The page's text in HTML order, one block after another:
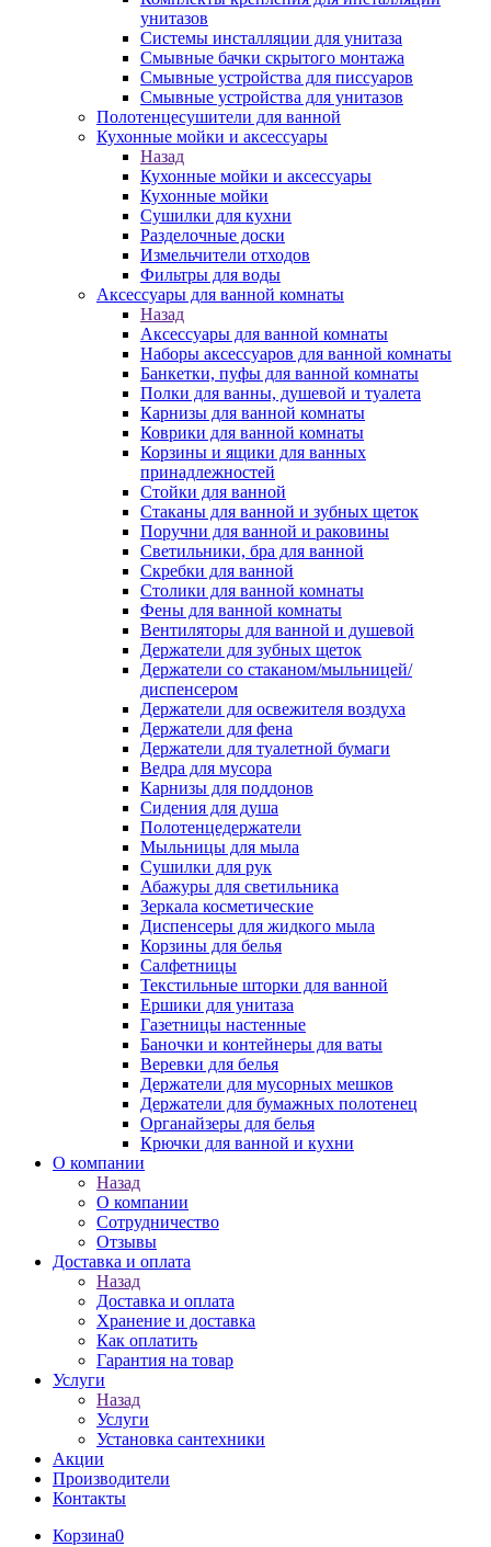
унитазов
Системы инсталляции для унитаза
Смывные бачки скрытого монтажа
Смывные устройства для писсуаров
Смывные устройства для унитазов
Полотенцесушители для ванной
Кухонные мойки и аксессуары
Назад
Кухонные мойки и аксессуары
Кухонные мойки
Сушилки для кухни
Разделочные доски
Измельчители отходов
Фильтры для воды
Аксессуары для ванной комнаты
Назад
Аксессуары для ванной комнаты
Наборы аксессуаров для ванной комнаты
Банкетки, пуфы для ванной комнаты
Полки для ванны, душевой и туалета
Карнизы для ванной комнаты
Коврики для ванной комнаты
Корзины и ящики для ванных
принадлежностей
Стойки для ванной
Стаканы для ванной и зубных щеток
Поручни для ванной и раковины
Светильники, бра для ванной
Скребки для ванной
Столики для ванной комнаты
Фены для ванной комнаты
Вентиляторы для ванной и душевой
Держатели для зубных щеток
Держатели со стаканом/мыльницей/
диспенсером
Держатели для освежителя воздуха
Держатели для фена
Держатели для туалетной бумаги
Ведра для мусора
Карнизы для поддонов
Сидения для душа
Полотенцедержатели
Мыльницы для мыла
Сушилки для рук
Абажуры для светильника
Зеркала косметические
Диспенсеры для жидкого мыла
Корзины для белья
Салфетницы
Текстильные шторки для ванной
Ершики для унитаза
Газетницы настенные
Баночки и контейнеры для ваты
Веревки для белья
Держатели для мусорных мешков
Держатели для бумажных полотенец
Органайзеры для белья
Крючки для ванной и кухни
О компании
Назад
О компании
Сотрудничество
Отзывы
Доставка и оплата
Назад
Доставка и оплата
Хранение и доставка
Как оплатить
Гарантия на товар
Услуги
Назад
Услуги
Установка сантехники
Акции
Производители
Контакты
Корзина0